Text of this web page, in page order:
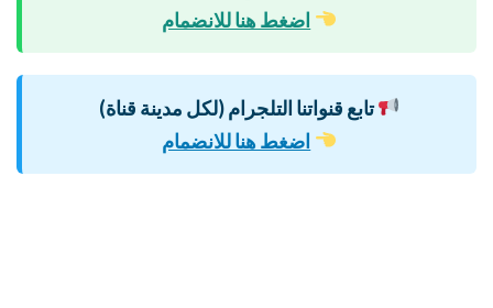
اضغط هنا للانضمام
تابع قنواتنا التلجرام (لكل مدينة قناة)
اضغط هنا للانضمام